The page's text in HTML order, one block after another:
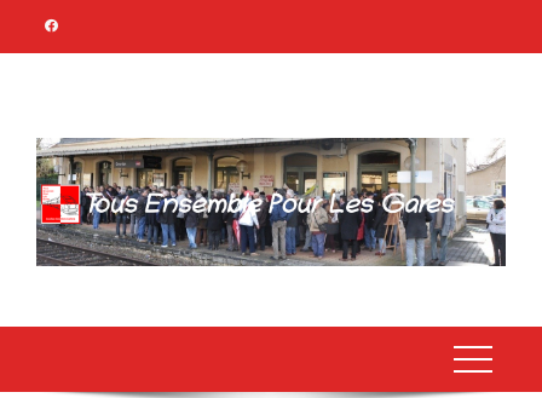
TOUS ENSEMBLE
POUR LES GARES
Association Citoyenne